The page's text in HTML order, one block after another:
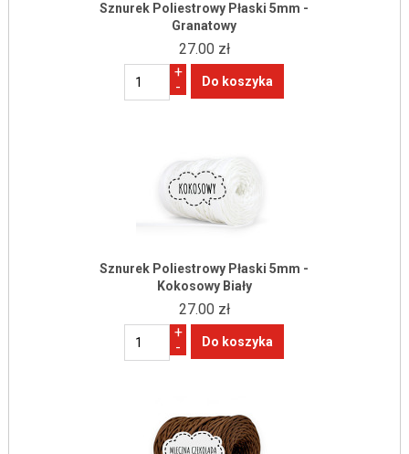
Sznurek Poliestrowy Płaski 5mm -
Granatowy
27.00 zł
+
-
Sznurek Poliestrowy Płaski 5mm -
Kokosowy Biały
27.00 zł
+
-